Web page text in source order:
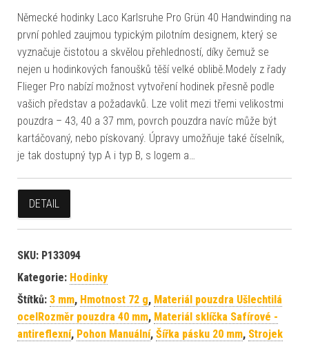
Německé hodinky Laco Karlsruhe Pro Grün 40 Handwinding na
první pohled zaujmou typickým pilotním designem, který se
vyznačuje čistotou a skvělou přehledností, díky čemuž se
nejen u hodinkových fanoušků těší velké oblibě.Modely z řady
Flieger Pro nabízí možnost vytvoření hodinek přesně podle
vašich představ a požadavků. Lze volit mezi třemi velikostmi
pouzdra – 43, 40 a 37 mm, povrch pouzdra navíc může být
kartáčovaný, nebo pískovaný. Úpravy umožňuje také číselník,
je tak dostupný typ A i typ B, s logem a…
DETAIL
SKU: P133094
Kategorie: Hodinky
Štítků: 3 mm, Hmotnost 72 g, Materiál pouzdra Ušlechtilá
ocelRozměr pouzdra 40 mm, Materiál sklíčka Safírové -
antireflexní, Pohon Manuální, Šířka pásku 20 mm, Strojek